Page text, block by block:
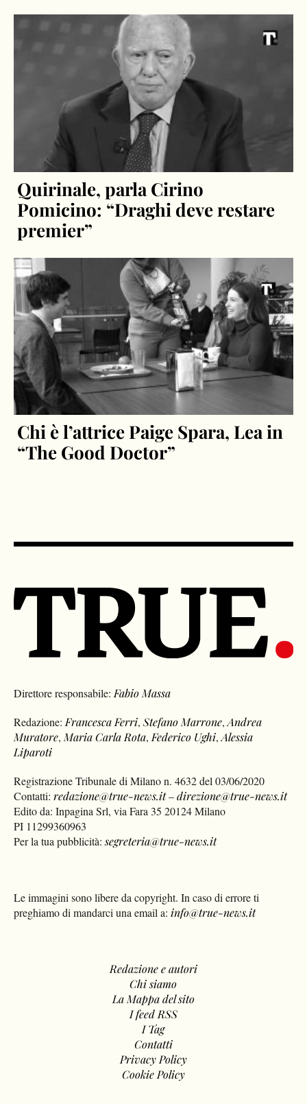
Quirinale, parla Cirino
Pomicino: “Draghi deve restare
premier”
Chi è l’attrice Paige Spara, Lea in
“The Good Doctor”
Direttore responsabile: Fabio Massa
Redazione: Francesca Ferri,Stefano Marrone,Andrea
Muratore, Maria Carla Rota, Federico Ughi,Alessia
Liparoti
Registrazione Tribunale di Milano n. 4632 del 03/06/2020
Contatti:redazione@true-news.it–direzione@true-news.it
Edito da: Inpagina Srl, via Fara 35 20124 Milano
PI 11299360963
Per la tua pubblicità:segreteria@true-news.it
Le immagini sono libere da copyright. In caso di errore ti
preghiamo di mandarci una email a: info@true-news.it
Redazione e autori
Chi siamo
La Mappa del sito
I feed RSS
I Tag
Contatti
Privacy Policy
Cookie Policy